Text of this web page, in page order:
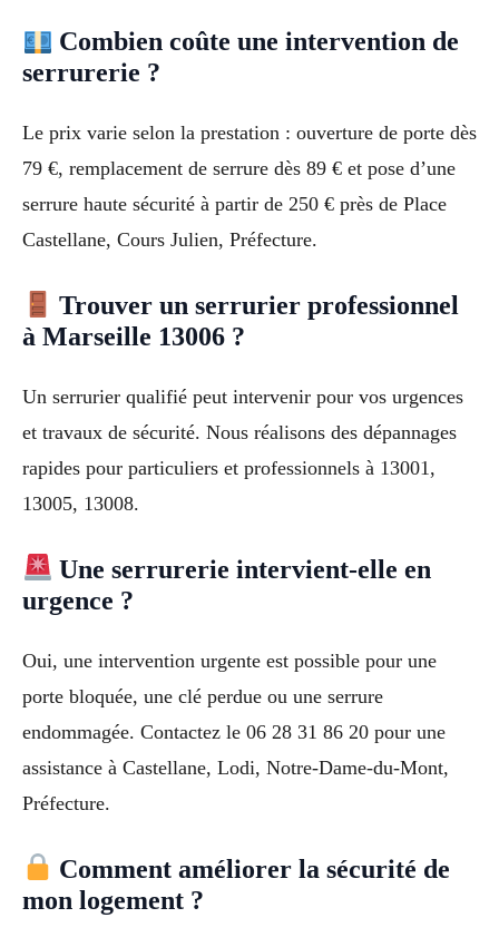
Combien coûte une intervention de
serrurerie ?
Le prix varie selon la prestation : ouverture de porte dès
79 €, remplacement de serrure dès 89 € et pose d’une
serrure haute sécurité à partir de 250 € près de Place
Castellane, Cours Julien, Préfecture.
Trouver un serrurier professionnel
à Marseille 13006 ?
Un serrurier qualifié peut intervenir pour vos urgences
et travaux de sécurité. Nous réalisons des dépannages
rapides pour particuliers et professionnels à 13001,
13005, 13008.
Une serrurerie intervient-elle en
urgence ?
Oui, une intervention urgente est possible pour une
porte bloquée, une clé perdue ou une serrure
endommagée. Contactez le 06 28 31 86 20 pour une
assistance à Castellane, Lodi, Notre-Dame-du-Mont,
Préfecture.
Comment améliorer la sécurité de
mon logement ?